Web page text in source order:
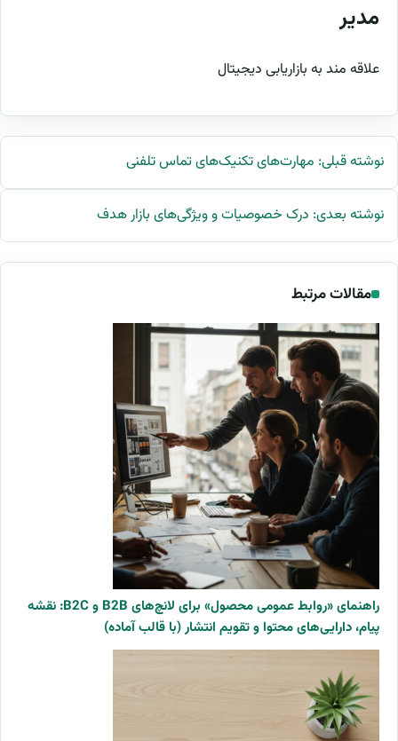
مدیر
علاقه مند به بازاریابی دیجیتال
نوشته قبلی: مهارت‌های تکنیک‌های تماس تلفنی
نوشته بعدی: درک خصوصیات و ویژگی‌های بازار هدف
مقالات مرتبط
راهنمای «روابط عمومی محصول» برای لانچ‌های B2B و B2C: نقشه
پیام، دارایی‌های محتوا و تقویم انتشار (با قالب آماده)